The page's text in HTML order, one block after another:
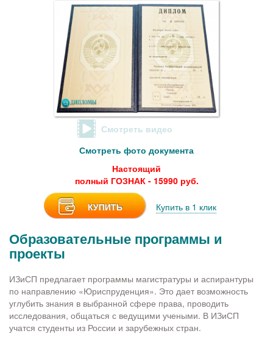
Смотреть видео
Смотреть фото документа
Настоящий
полный ГОЗНАК - 15990 руб.
КУПИТЬ Купить в 1 клик
Образовательные программы и
проекты
ИЗиСП предлагает программы магистратуры и аспирантуры
по направлению «Юриспруденция». Это дает возможность
углубить знания в выбранной сфере права, проводить
исследования, общаться с ведущими учеными. В ИЗиСП
учатся студенты из России и зарубежных стран.